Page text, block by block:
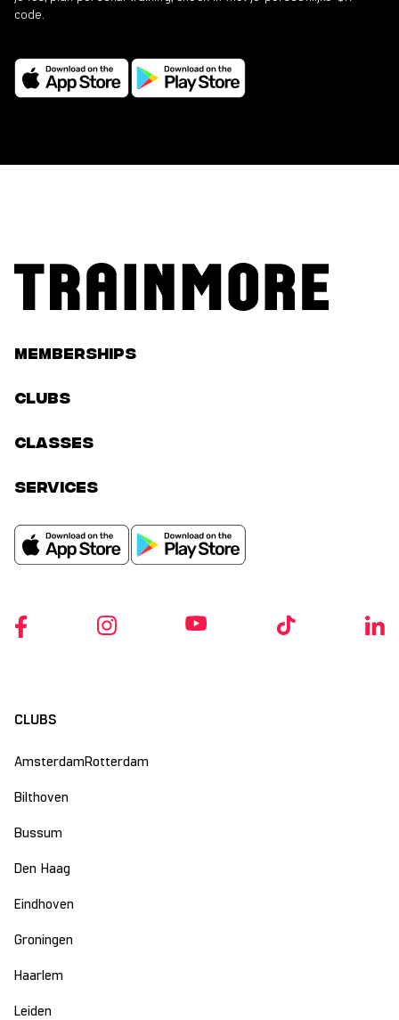
code.
Memberships
Clubs
classes
services
CLUBS
Amsterdam
Bilthoven
Bussum
Den Haag
Eindhoven
Groningen
Haarlem
Leiden
Rotterdam